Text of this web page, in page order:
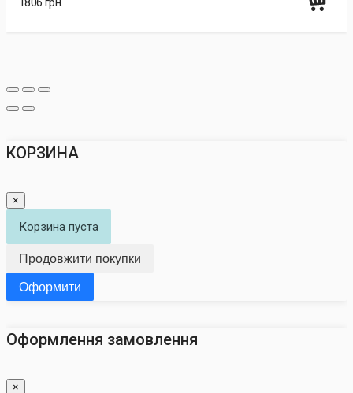
КОРЗИНА
×
Корзина пуста
Продовжити покупки
Оформити
Оформлення замовлення
×